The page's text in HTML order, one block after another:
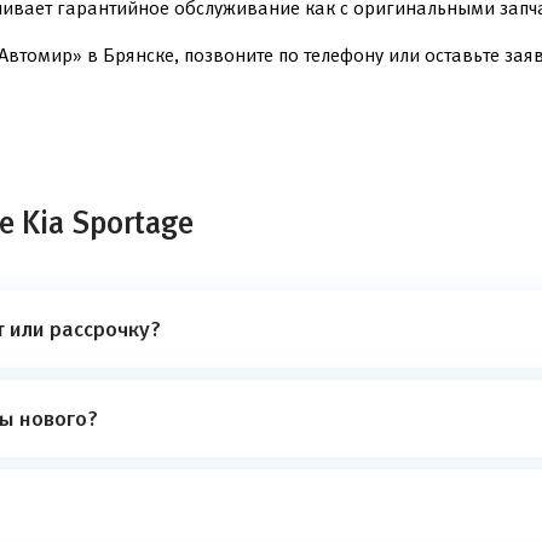
гарантийное обслуживание как с оригинальными
в Брянске, позвоните по телефону или оставьте
Kia Sportage
рассрочку?
нового?